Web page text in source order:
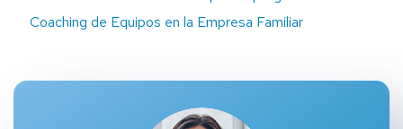
Coaching de Equipos en la Empresa Familiar